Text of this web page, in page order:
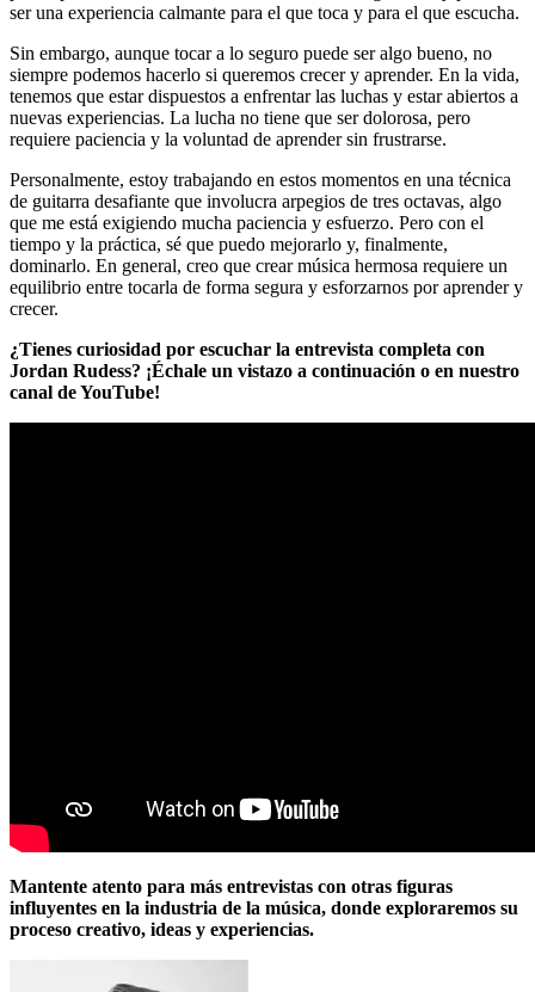
ser una experiencia calmante para el que toca y para el que escucha.
Sin embargo, aunque tocar a lo seguro puede ser algo bueno, no
siempre podemos hacerlo si queremos crecer y aprender. En la vida,
tenemos que estar dispuestos a enfrentar las luchas y estar abiertos a
nuevas experiencias. La lucha no tiene que ser dolorosa, pero
requiere paciencia y la voluntad de aprender sin frustrarse.
Personalmente, estoy trabajando en estos momentos en una técnica
de guitarra desafiante que involucra arpegios de tres octavas, algo
que me está exigiendo mucha paciencia y esfuerzo. Pero con el
tiempo y la práctica, sé que puedo mejorarlo y, finalmente,
dominarlo. En general, creo que crear música hermosa requiere un
equilibrio entre tocarla de forma segura y esforzarnos por aprender y
crecer.
¿Tienes curiosidad por escuchar la entrevista completa con
Jordan Rudess? ¡Échale un vistazo a continuación o en nuestro
canal de YouTube!
Mantente atento para más entrevistas con otras figuras
influyentes en la industria de la música, donde exploraremos su
proceso creativo, ideas y experiencias.